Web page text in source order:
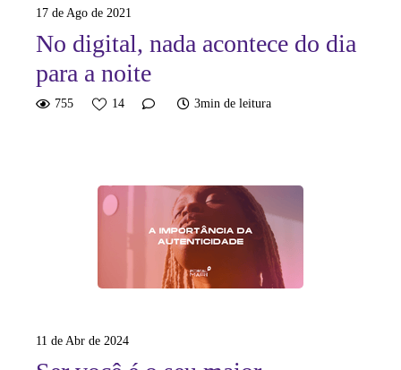
17 de Ago de 2021
No digital, nada acontece do dia
para a noite
755 14 3min de leitura
11 de Abr de 2024